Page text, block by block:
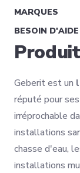
MARQUES
BESOIN D'AIDE
Geberit est un
réputé pour
irréprochable
installations
chasse d'eau,
installations